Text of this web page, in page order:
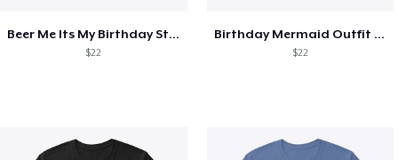
Beer Me Its My Birthday St Patricks Day
$22
Birthday Mermaid Outfit Costume
$22